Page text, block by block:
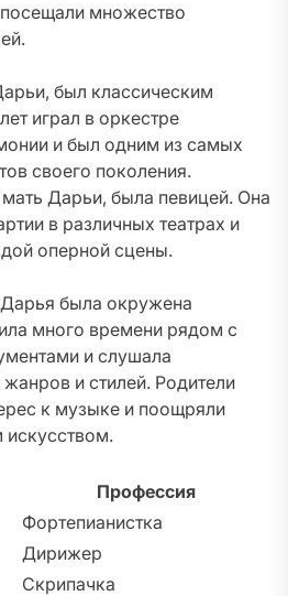
множество
был классическим
играл в оркестре
и был одним из самых
своего поколения.
Дарьи, была певицей. Она
в различных театрах и
оперной сцены.
была окружена
много времени рядом с
и слушала
и стилей. Родители
к музыке и поощряли
искусством.
Профессия
Фортепианистка
Дирижер
Скрипачка